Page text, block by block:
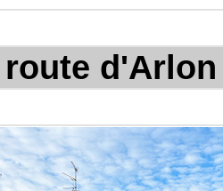
route d'Arlon